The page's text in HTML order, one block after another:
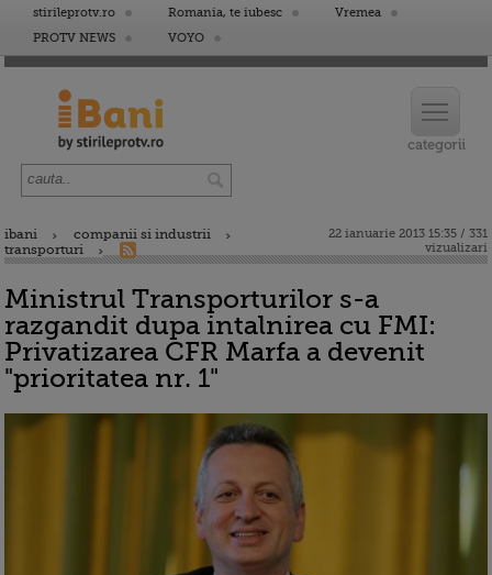
stirileprotv.ro Romania, te iubesc
Vremea
PROTV NEWS
VOYO
ibani
companii si industrii
transporturi
22 ianuarie 2013 15:35 / 331
vizualizari
Ministrul Transporturilor s-a
razgandit dupa intalnirea cu FMI:
Privatizarea CFR Marfa a devenit
"prioritatea nr. 1"